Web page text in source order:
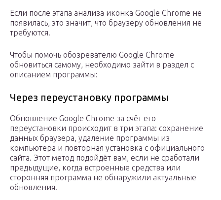
Если после этапа анализа иконка Google Chrome не
появилась, это значит, что браузеру обновления не
требуются.
Чтобы помочь обозревателю Google Chrome
обновиться самому, необходимо зайти в раздел с
описанием программы:
Через переустановку программы
Обновление Google Chrome за счёт его
переустановки происходит в три этапа: сохранение
данных браузера, удаление программы из
компьютера и повторная установка c официального
сайта. Этот метод подойдёт вам, если не сработали
предыдущие, когда встроенные средства или
сторонняя программа не обнаружили актуальные
обновления.